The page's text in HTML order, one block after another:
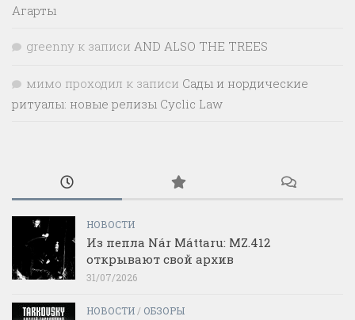
Агарты
greenny к записи AND ALSO THE TREES
мимо проходил к записи Сады и нордические
ритуалы: новые релизы Cyclic Law
НОВОСТИ
Из пепла Nár Máttaru: MZ.412
открывают свой архив
31/07/2026
НОВОСТИ/ ОБЗОРЫ